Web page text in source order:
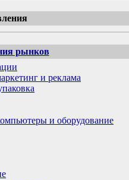
рынков
и реклама
и оборудование